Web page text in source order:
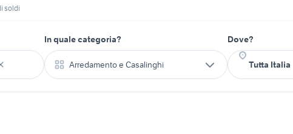
soldi
In quale categoria?
Arredamento e Casalinghi
Dove?